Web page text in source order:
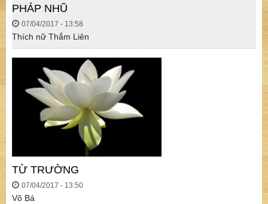
PHÁP NHŨ
07/04/2017 - 13:58
Thích nữ Thắm Liên
TỪ TRƯỜNG
07/04/2017 - 13:50
Võ Bá